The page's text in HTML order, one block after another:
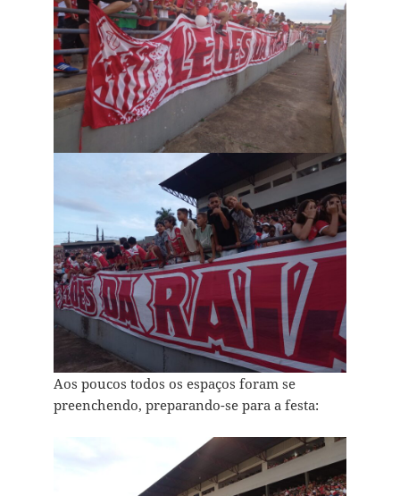
Aos poucos todos os espaços foram se
preenchendo, preparando-se para a festa: